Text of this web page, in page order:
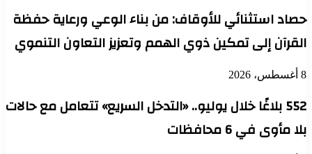
حصاد استثنائي للأوقاف: من بناء الوعي ورعاية حفظة
القرآن إلى تمكين ذوي الهمم وتعزيز التعاون التنموي
8 أغسطس، 2026
552 بلاغًا خلال يوليو.. «التدخل السريع» تتعامل مع حالات
بلا مأوى في 6 محافظات